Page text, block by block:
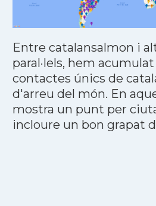
Entre catalansalmon i
paral·lels, hem
contactes únics de
d'arreu del món. En
mostra un punt per
incloure un bon grapat